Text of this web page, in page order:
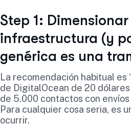
Step 1:
infraestructura (y
genérica es una
La recomendación habitual es
de DigitalOcean de 20 dólares
de 5.000 contactos con
Para cualquier cosa seria, es
ocurrir.